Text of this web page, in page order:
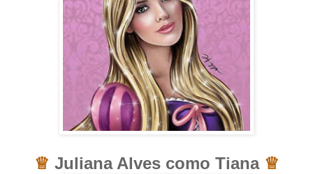
♕ Juliana Alves como Tiana ♕